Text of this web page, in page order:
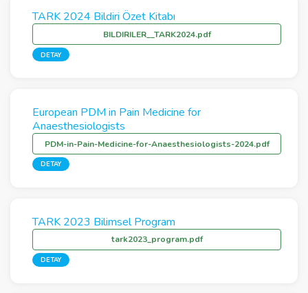
TARK 2024 Bildiri Özet Kitabı
BILDIRILER__TARK2024.pdf
DETAY
European PDM in Pain Medicine for
Anaesthesiologists
PDM-in-Pain-Medicine-for-Anaesthesiologists-2024.pdf
DETAY
TARK 2023 Bilimsel Program
tark2023_program.pdf
DETAY